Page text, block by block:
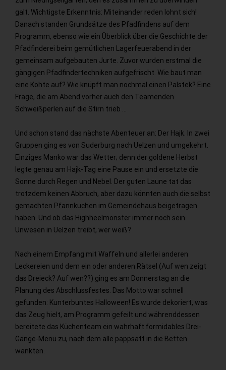
galt. Wichtigste Erkenntnis: Miteinander reden lohnt sich!
Danach standen Grundsätze des Pfadfindens auf dem
Programm, ebenso wie ein Überblick über die Geschichte der
Pfadfinderei beim gemütlichen Lagerfeuerabend in der
gemeinsam aufgebauten Jurte. Zuvor wurden erstmal die
gängigen Pfadfindertechniken aufgefrischt. Wie baut man
eine Kohte auf? Wie knüpft man nochmal einen Palstek? Eine
Frage, die am Abend vorher auch den Teamenden
Schweißperlen auf die Stirn trieb …
Und schon stand das nächste Abenteuer an: Der Hajk. In zwei
Gruppen ging es von Suderburg nach Uelzen und umgekehrt.
Einziges Manko war das Wetter; denn der goldene Herbst
legte genau am Hajk-Tag eine Pause ein und ersetzte die
Sonne durch Regen und Nebel. Der guten Laune tat das
trotzdem keinen Abbruch, aber dazu könnten auch die selbst
gemachten Pfannkuchen im Gemeindehaus beigetragen
haben. Und ob das Highheelmonster immer noch sein
Unwesen in Uelzen treibt, wer weiß?
Nach einem Empfang mit Waffeln und allerlei anderen
Leckereien und dem ein oder anderen Rätsel (Auf wen zeigt
das Dreieck? Auf wen??) ging es am Donnerstag an die
Planung des Abschlussfestes. Das Motto war schnell
gefunden: Kunterbuntes Halloween! Es wurde dekoriert, was
das Zeug hielt, am Programm gefeilt und währenddessen
bereitete das Küchenteam ein wahrhaft formidables Drei-
Gänge-Menü zu, nach dem alle pappsatt in die Betten
wankten.